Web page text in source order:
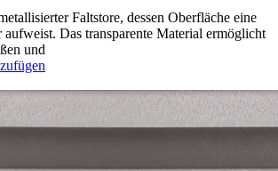
Faltstore, dessen Oberfläche eine
Das transparente Material ermöglicht
und